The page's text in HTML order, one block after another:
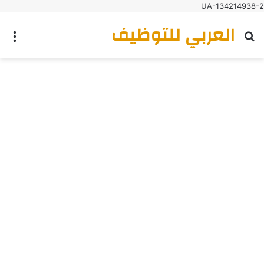
UA-134214938-2
العربي للتوظيف
بحث عن